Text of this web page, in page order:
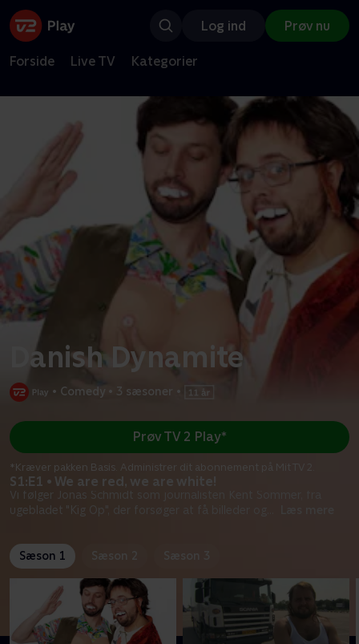
Log ind Prøv nu
Forside Live TV Kategorier
Danish Dynamite
• Comedy • 3 sæsoner •
S1:E1 • We are red, we are white!
Vi følger Jonas Schmidt som journalisten Kent Sommer, fra
ugebladet "Kig Op", der forsøger at få billeder og
Prøv TV 2 Play*
*Kræver pakken Basis. Administrer dit abonnement på Mit TV 2.
Sæson 1 Sæson 2 Sæson 3